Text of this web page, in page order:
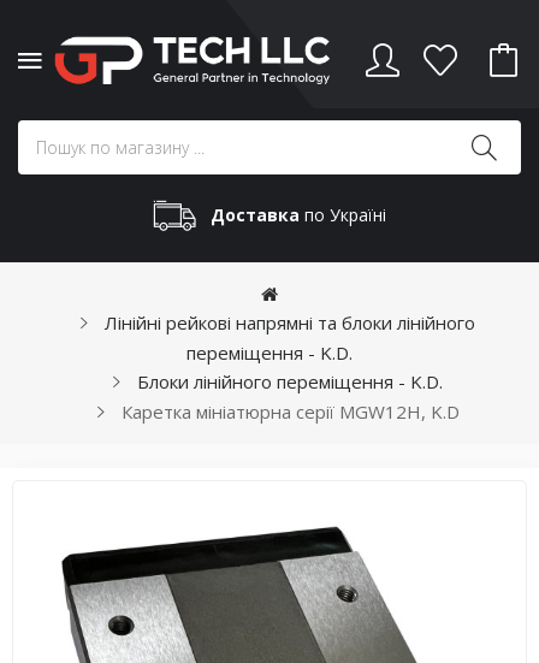
Доставка по Україні
Лінійні рейкові напрямні та блоки лінійного
переміщення - K.D.
Блоки лінійного переміщення - K.D.
Каретка мініатюрна серії MGW12H, K.D